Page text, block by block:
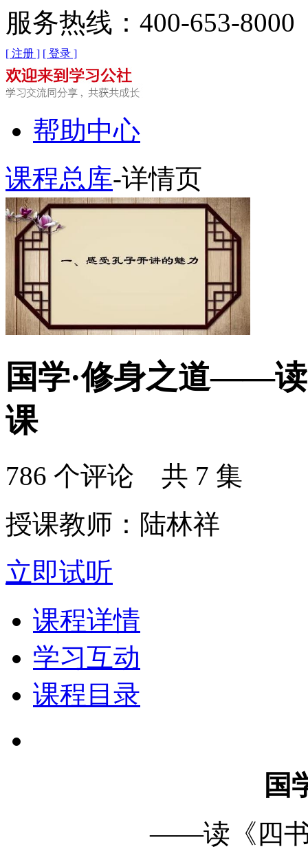
服务热线：400-653-8000
[ 注册 ] [ 登录 ]
帮助中心
课程总库-详情页
国学·修身之道——
课
786 个评论 共 7 集
授课教师：陆林祥
立即试听
课程详情
学习互动
课程目录
国
——读《四书